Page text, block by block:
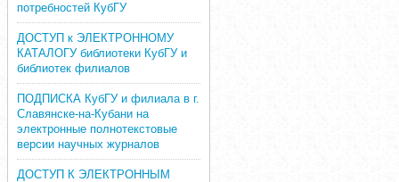
потребностей КубГУ
ДОСТУП к ЭЛЕКТРОННОМУ
КАТАЛОГУ библиотеки КубГУ и
библиотек филиалов
ПОДПИСКА КубГУ и филиала в г.
Славянске-на-Кубани на
электронные полнотекстовые
версии научных журналов
ДОСТУП К ЭЛЕКТРОННЫМ